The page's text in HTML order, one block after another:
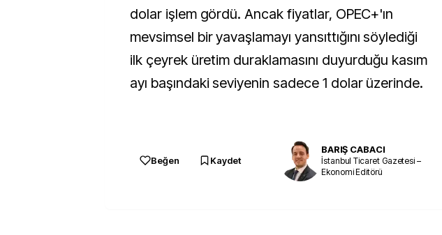
dolar işlem gördü. Ancak fiyatlar, OPEC+'ın
mevsimsel bir yavaşlamayı yansıttığını söylediği
ilk çeyrek üretim duraklamasını duyurduğu kasım
ayı başındaki seviyenin sadece 1 dolar üzerinde.
Beğen Kaydet
BARIŞ CABACI
İstanbul Ticaret Gazetesi –
Ekonomi Editörü